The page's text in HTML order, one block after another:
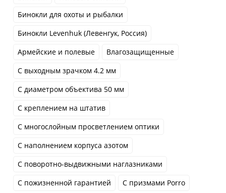
Бинокли для охоты и рыбалки
Бинокли Levenhuk (Левенгук, Россия)
Армейские и полевые
Влагозащищенные
С выходным зрачком 4.2 мм
С диаметром объектива 50 мм
С креплением на штатив
С многослойным просветлением оптики
С наполнением корпуса азотом
С поворотно-выдвижными наглазниками
С пожизненной гарантией
С призмами Porro